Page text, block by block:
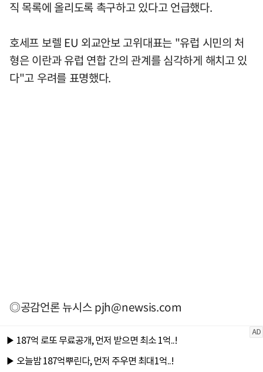
직 목록에 올리도록 촉구하고 있다고 언급했다.
호세프 보렐 EU 외교안보 고위대표는 "유럽 시민의 처
형은 이란과 유럽 연합 간의 관계를 심각하게 해치고 있
다"고 우려를 표명했다.
◎공감언론 뉴시스pjh@newsis.com